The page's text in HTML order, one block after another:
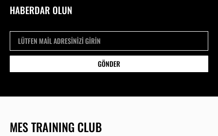
HABERDAR OLUN
GÖNDER
MES TRAINING CLUB